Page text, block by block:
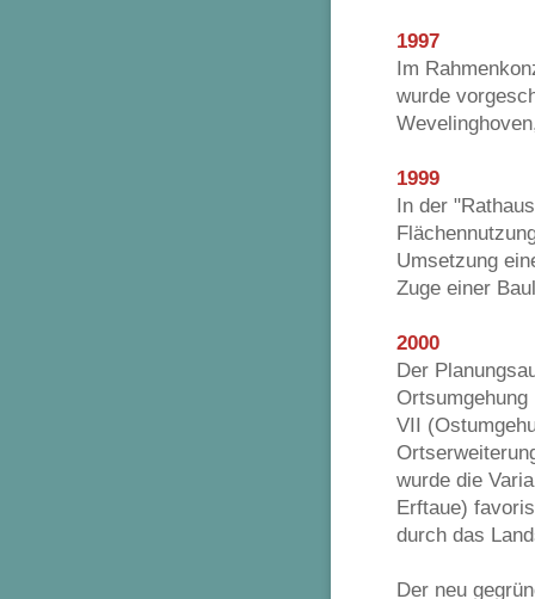
1997
Im
wurde
1999
In der
Umsetzung
Zuge einer
2000
Der
Ortsumgehung
VII
wurde die
Erftaue)
durch das
Der neu